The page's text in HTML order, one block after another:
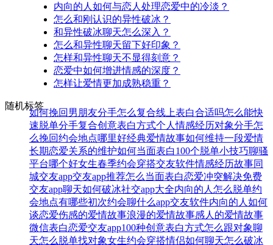
内向的人如何与恋人处理恋爱中的冷淡？
怎么和刚认识的异性破冰？
和异性破冰聊天怎么深入？
怎么和异性聊天留下好印象？
怎样和异性聊天不显得刻意？
恋爱中如何增进情感的深度？
怎样让爱情更加成熟稳重？
随机标签
如何挽回男朋友分手怎么复合线上表白合适吗怎么能快
速脱单分手复合创意表白方式个人情感经历对象分手怎
么挽回约会地点哪里好经典爱情故事如何维持一段爱情
长期恋爱关系的维护如何当面表白100个脱单小技巧聊骚
平台哪个好女生春季约会穿搭交友软件情感经历故事同
城交友app交友app推荐怎么当面表白恋爱冲突解决免费
交友app聊天如何破冰社交app大全内向的人怎么脱单约
会地点有哪些初次约会聊什么app交友软件内向的人如何
谈恋爱伤感的爱情故事浪漫的爱情故事感人的爱情故事
微信表白恋爱交友app100种创意表白方式怎么跟对象聊
天怎么脱单找对象女生约会穿搭情侣如何聊天怎么破冰